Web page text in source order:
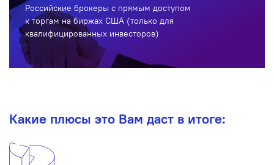
Российские брокеры с прямым доступом
к торгам на биржах США (только для
квалифицированных инвесторов)
Какие плюсы это Вам даст в итоге: